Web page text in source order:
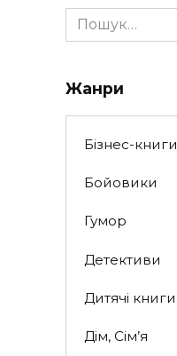
Search
for:
Жанри
Бізнес-книги
Бойовики
Гумор
Детективи
Дитячі книги
Дім, Сім’я